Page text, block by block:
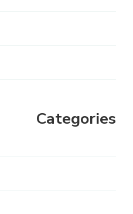
Categories